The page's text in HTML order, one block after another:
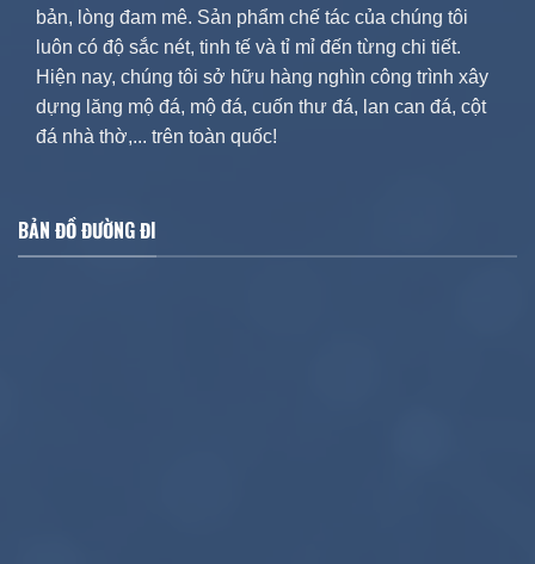
bản, lòng đam mê. Sản phẩm chế tác của chúng tôi
luôn có độ sắc nét, tinh tế và tỉ mỉ đến từng chi tiết.
Hiện nay, chúng tôi sở hữu hàng nghìn công trình xây
dựng lăng mộ đá, mộ đá, cuốn thư đá, lan can đá, cột
đá nhà thờ,... trên toàn quốc!
BẢN ĐỒ ĐƯỜNG ĐI